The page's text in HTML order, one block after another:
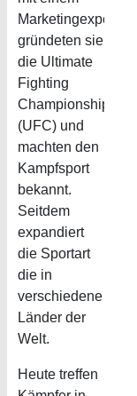
Marketingexperten
gründeten sie
die Ultimate
Fighting
Championships
(UFC) und
machten den
Kampfsport
bekannt.
Seitdem
expandiert
die Sportart
die in
verschiedene
Länder der
Welt.
Heute treffen